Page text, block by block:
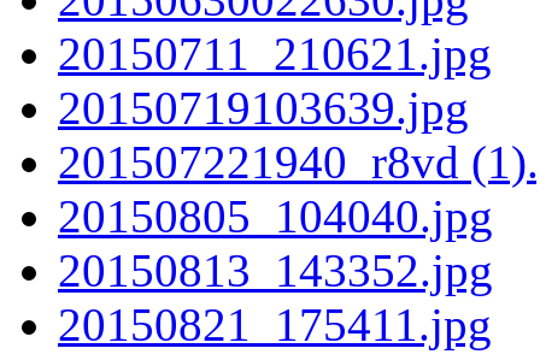
20150711_210621.jpg
20150719103639.jpg
201507221940_r8vd
20150805_104040.jpg
20150813_143352.jpg
20150821_175411.jpg